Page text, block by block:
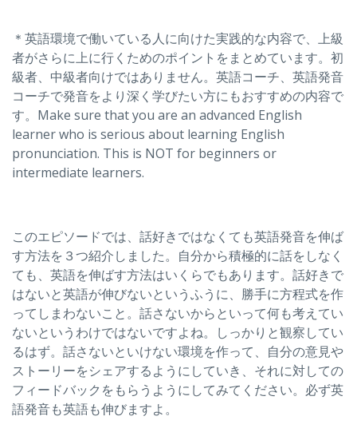
＊英語環境で働いている人に向けた実践的な内容で、上級
者がさらに上に行くためのポイントをまとめています。初
級者、中級者向けではありません。英語コーチ、英語発音
コーチで発音をより深く学びたい方にもおすすめの内容で
す。Make sure that you are an advanced English
learner who is serious about learning English
pronunciation. This is NOT for beginners or
intermediate learners.
このエピソードでは、話好きではなくても英語発音を伸ば
す方法を３つ紹介しました。自分から積極的に話をしなく
ても、英語を伸ばす方法はいくらでもあります。話好きで
はないと英語が伸びないというふうに、勝手に方程式を作
ってしまわないこと。話さないからといって何も考えてい
ないというわけではないですよね。しっかりと観察してい
るはず。話さないといけない環境を作って、自分の意見や
ストーリーをシェアするようにしていき、それに対しての
フィードバックをもらうようにしてみてください。必ず英
語発音も英語も伸びますよ。